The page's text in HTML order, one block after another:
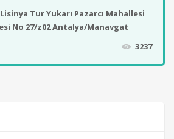
Tur Yukarı Pazarcı Mahallesi
No 27/z02 Antalya/Manavgat
3237